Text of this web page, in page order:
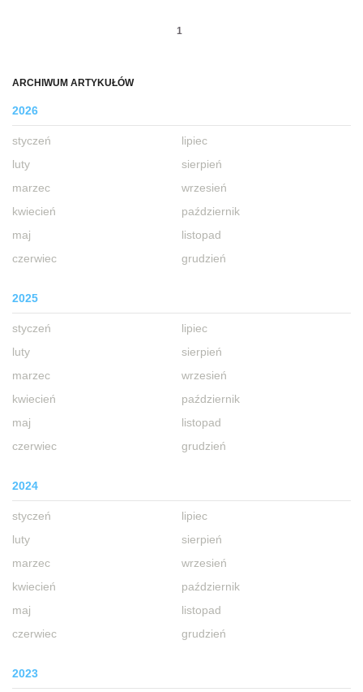
ARCHIWUM ARTYKUŁÓW
2026
styczeń
luty
marzec
kwiecień
maj
czerwiec
lipiec
sierpień
wrzesień
październik
listopad
grudzień
2025
styczeń
luty
marzec
kwiecień
maj
czerwiec
lipiec
sierpień
wrzesień
październik
listopad
grudzień
2024
styczeń
luty
marzec
kwiecień
maj
czerwiec
lipiec
sierpień
wrzesień
październik
listopad
grudzień
2023
1